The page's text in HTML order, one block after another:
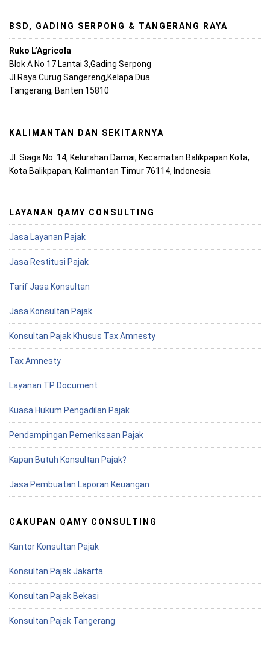
BSD, GADING SERPONG & TANGERANG RAYA
Ruko L’Agricola
Blok A No 17 Lantai 3,Gading Serpong
Jl Raya Curug Sangereng,Kelapa Dua
Tangerang, Banten 15810
KALIMANTAN DAN SEKITARNYA
Jl. Siaga No. 14, Kelurahan Damai, Kecamatan Balikpapan Kota,
Kota Balikpapan, Kalimantan Timur 76114, Indonesia
LAYANAN QAMY CONSULTING
Jasa Layanan Pajak
Jasa Restitusi Pajak
Tarif Jasa Konsultan
Jasa Konsultan Pajak
Konsultan Pajak Khusus Tax Amnesty
Tax Amnesty
Layanan TP Document
Kuasa Hukum Pengadilan Pajak
Pendampingan Pemeriksaan Pajak
Kapan Butuh Konsultan Pajak?
Jasa Pembuatan Laporan Keuangan
CAKUPAN QAMY CONSULTING
Kantor Konsultan Pajak
Konsultan Pajak Jakarta
Konsultan Pajak Bekasi
Konsultan Pajak Tangerang